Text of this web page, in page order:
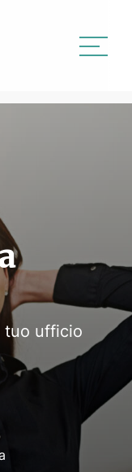
tuo ufficio